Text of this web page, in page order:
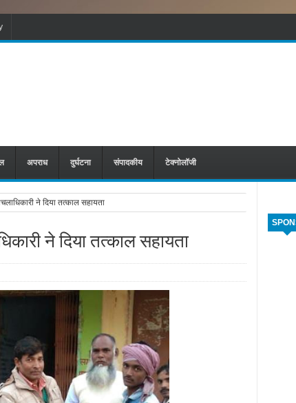
अपराध दुर्घटना संपादकीय टेक्नोलॉजी
ने दिया तत्काल सहायता
ने दिया तत्काल सहायता